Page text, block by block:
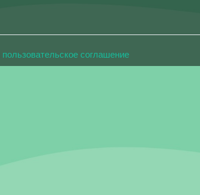
пользовательское соглашение